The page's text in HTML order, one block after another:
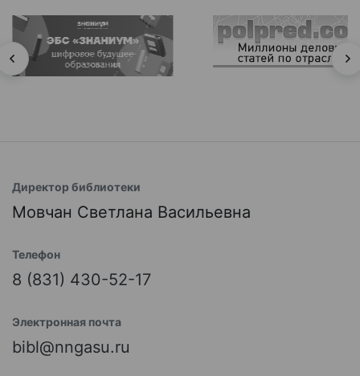
Директор библиотеки
Мовчан Светлана Васильевна
Телефон
8 (831) 430-52-17
Электронная почта
bibl@nngasu.ru